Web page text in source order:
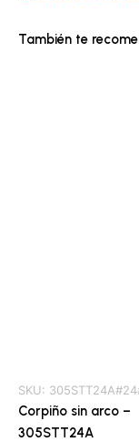
También te
SKU:
Corpiño sin arco –
305STT24A